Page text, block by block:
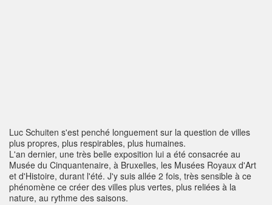
Luc Schuiten s'est penché longuement sur la question de villes
plus propres, plus respirables, plus humaines.
L'an dernier, une très belle exposition lui a été consacrée au
Musée du Cinquantenaire, à Bruxelles, les Musées Royaux d'Art
et d'Histoire, durant l'été. J'y suis allée 2 fois, très sensible à ce
phénomène ce créer des villes plus vertes, plus reliées à la
nature, au rythme des saisons.